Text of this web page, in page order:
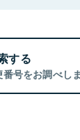
する
号をお調べしま